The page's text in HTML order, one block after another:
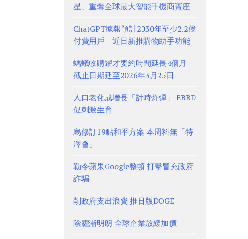
星、重奪全球最大智能手機商寶座
ChatGPT據報預計2030年至少2.2億
付費用戶 近日新推購物助手功能
螞蟻收購耀才要約時間延長4個月
截止日期延至2026年3月25日
人口老化成增長「計時炸彈」 EBRD
促刺激生育
烏修訂19點和平方案 本周料無「特
澤會」
勒令蘋果Google整頓 打擊冒充政府
詐騙
削政府支出浪費 推日版DOGE
陰霾漸明朗 全球企業放緩加價